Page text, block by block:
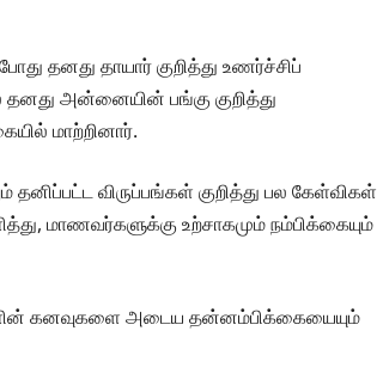
தனது தாயார் குறித்து உணர்ச்சிப்
தனது அன்னையின் பங்கு குறித்து
மாற்றினார்.
விருப்பங்கள் குறித்து பல கேள்விகள்
மாணவர்களுக்கு உற்சாகமும் நம்பிக்கையும்
கனவுகளை அடைய தன்னம்பிக்கையையும்